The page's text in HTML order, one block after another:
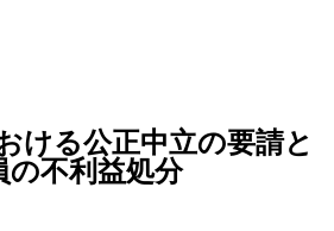
ける公正中立の要請と
の不利益処分